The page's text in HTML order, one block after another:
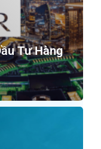
Tư Hàng